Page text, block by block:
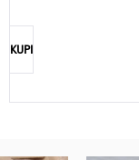
KUPI